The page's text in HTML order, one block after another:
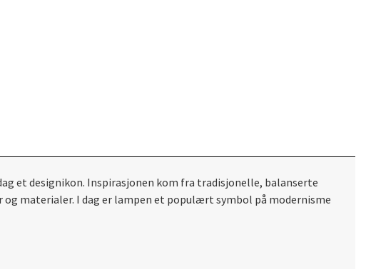
et designikon. Inspirasjonen kom fra tradisjonelle, balanserte
materialer. I dag er lampen et populært symbol på modernisme